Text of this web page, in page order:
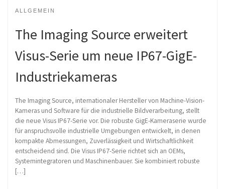
ALLGEMEIN
The Imaging Source erweitert
Visus-Serie um neue IP67-GigE-
Industriekameras
The Imaging Source, internationaler Hersteller von Machine-Vision-
Kameras und Software für die industrielle Bildverarbeitung, stellt
die neue Visus IP67-Serie vor. Die robuste GigE-Kameraserie wurde
für anspruchsvolle industrielle Umgebungen entwickelt, in denen
kompakte Abmessungen, Zuverlässigkeit und Wirtschaftlichkeit
entscheidend sind. Die Visus IP67-Serie richtet sich an OEMs,
Systemintegratoren und Maschinenbauer. Sie kombiniert robuste
[…]